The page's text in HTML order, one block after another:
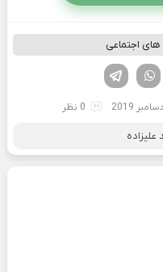
های اجتماعی
لینکدین
0 نظر